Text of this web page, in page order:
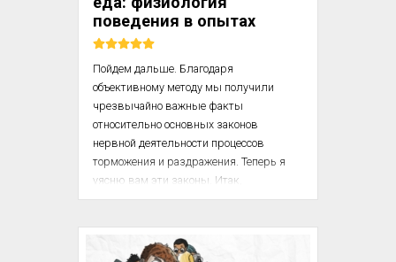
достигающее при этомъ ап...
поведения в опытах
Пойдем дальше. Благодаря
объективному методу мы получили
чрезвычайно важные факты
относительно основных законов
нервной деятельности процессов
торможения и раздражения. Теперь я
уясню вам эти законы. Итак,
деятельность больших полушарий
иррадиации, разливания процессов
возбуждения и торможения, и законом